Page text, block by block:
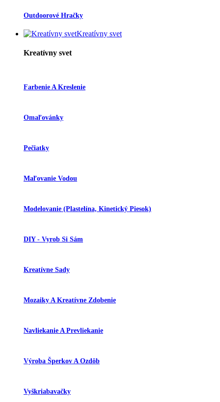
Outdoorové Hračky
Kreatívny svet
Kreatívny svet
Farbenie A Kreslenie
Omaľovánky
Pečiatky
Maľovanie Vodou
Modelovanie (plastelína, Kinetický Piesok)
DIY - Vyrob Si Sám
Kreatívne Sady
Mozaiky A Kreatívne Zdobenie
Navliekanie A Prevliekanie
Výroba Šperkov A Ozdôb
Vyškriabavačky